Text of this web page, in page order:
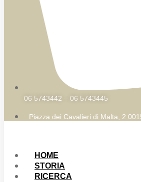
06 5743442 – 06 5743445
Piazza dei Cavalieri di Malta, 2
HOME
STORIA
RICERCA